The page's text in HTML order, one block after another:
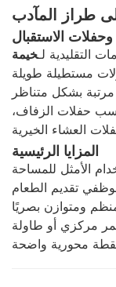
الاستقبال
التقليدية لـخيمة
مستطيلة طويلة
حفلات الزفاف،
المزايا الرئيسية
الأمثل للمساحة
تقديم الطعام
ومتوازن بصريًا
مركزي أو طاولة